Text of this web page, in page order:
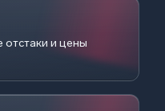
отстаки и цены